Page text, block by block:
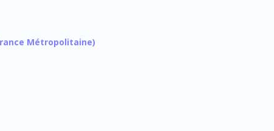
Métropolitaine)